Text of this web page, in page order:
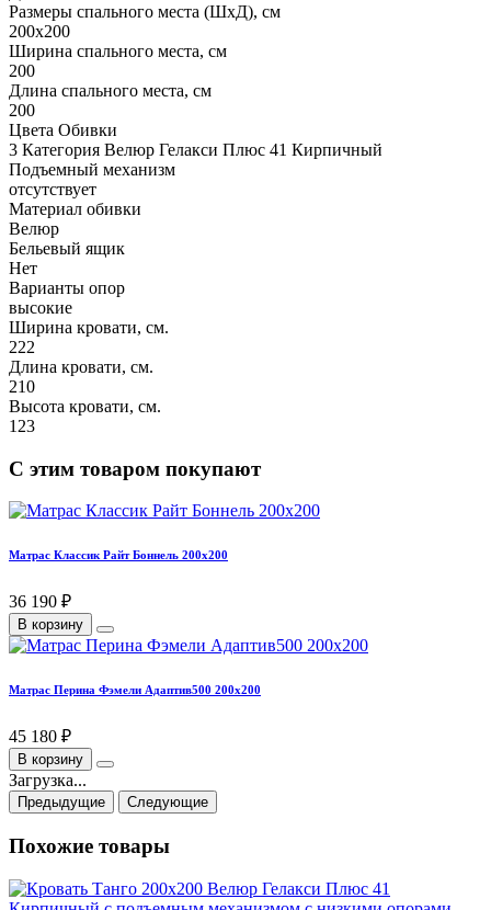
Размеры спального места (ШхД), см
200х200
Ширина спального места, см
200
Длина спального места, см
200
Цвета Обивки
3 Категория Велюр Гелакси Плюс 41 Кирпичный
Подъемный механизм
отсутствует
Материал обивки
Велюр
Бельевый ящик
Нет
Варианты опор
высокие
Ширина кровати, см.
222
Длина кровати, см.
210
Высота кровати, см.
123
С этим товаром покупают
Матрас Классик Райт Боннель 200х200
36 190 ₽
В корзину
Матрас Перина Фэмели Адаптив500 200х200
45 180 ₽
В корзину
Загрузка...
Предыдущие Следующие
Похожие товары